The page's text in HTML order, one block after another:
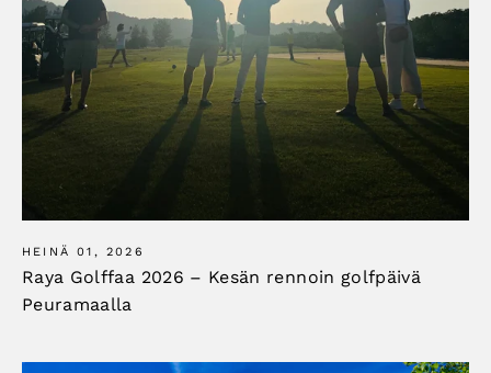
HEINÄ 01, 2026
Raya Golffaa 2026 – Kesän rennoin golfpäivä
Peuramaalla